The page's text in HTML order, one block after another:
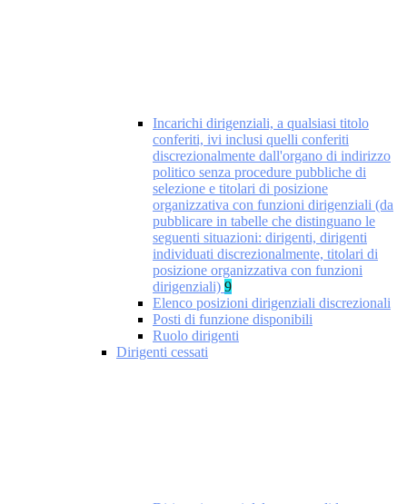
Incarichi dirigenziali, a qualsiasi titolo
conferiti, ivi inclusi quelli conferiti
discrezionalmente dall'organo di indirizzo
politico senza procedure pubbliche di
selezione e titolari di posizione
organizzativa con funzioni dirigenziali (da
pubblicare in tabelle che distinguano le
seguenti situazioni: dirigenti, dirigenti
individuati discrezionalmente, titolari di
posizione organizzativa con funzioni
dirigenziali) 9
Elenco posizioni dirigenziali discrezionali
Posti di funzione disponibili
Ruolo dirigenti
Dirigenti cessati